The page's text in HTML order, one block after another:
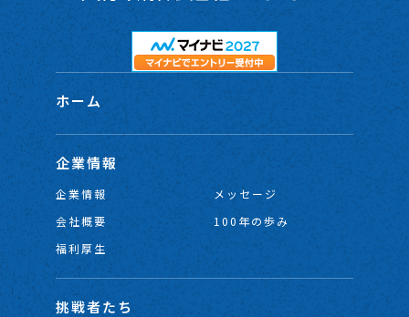
ホーム
企業情報
企業情報
メッセージ
会社概要
100年の歩み
福利厚生
挑戦者たち